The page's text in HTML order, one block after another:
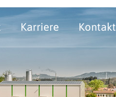
Karriere Kontakt